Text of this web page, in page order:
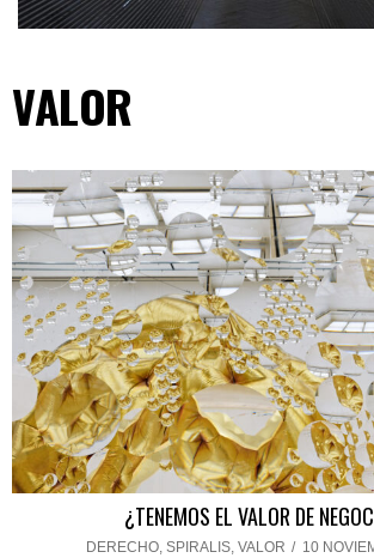
VALOR
¿TENEMOS EL VALOR DE
DERECHO, SPIRALIS, VALOR / 10